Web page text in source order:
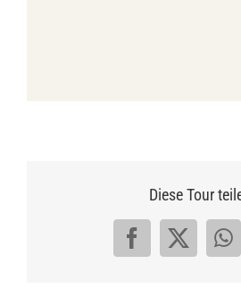
Diese Tour
Facebook
X